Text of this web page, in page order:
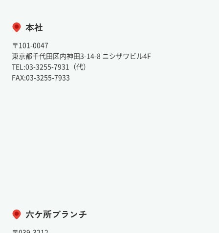
本社
〒101-0047
東京都千代田区内神田3-14-8 ニシザワビル4F
TEL:03-3255-7931（代）
FAX:03-3255-7933
六ケ所ブランチ